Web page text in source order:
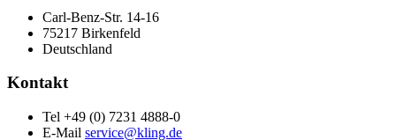
Carl-Benz-Str. 14-16
75217 Birkenfeld
Deutschland
Kontakt
Tel +49 (0) 7231 4888-0
E-Mail service@kling.de